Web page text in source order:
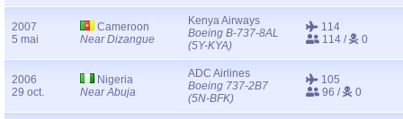
2007
5 mai
Cameroon
Near Dizangue
Kenya Airways
Boeing B-737-8AL
(5Y-KYA)
114
114 /
0
2006
29 oct.
Nigeria
Near Abuja
ADC Airlines
Boeing 737-2B7
(5N-BFK)
105
96 /
0